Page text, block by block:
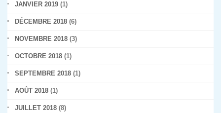
JANVIER 2019 (1)
DÉCEMBRE 2018 (6)
NOVEMBRE 2018 (3)
OCTOBRE 2018 (1)
SEPTEMBRE 2018 (1)
AOÛT 2018 (1)
JUILLET 2018 (8)